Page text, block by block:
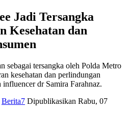
Jadi Tersangka
Kesehatan dan
sebagai tersangka oleh Polda Metro
kesehatan dan perlindungan
dr Samira Farahnaz.
Berita7 Dipublikasikan Rabu, 07